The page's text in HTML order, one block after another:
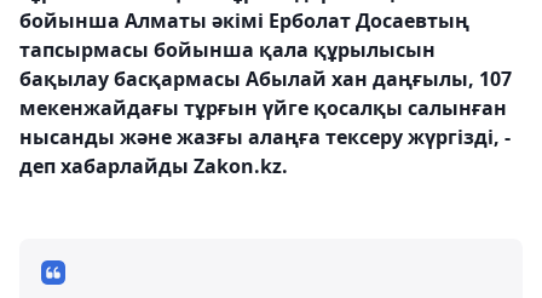
бойынша Алматы әкімі Ерболат Досаевтың
тапсырмасы бойынша қала құрылысын
бақылау басқармасы Абылай хан даңғылы, 107
мекенжайдағы тұрғын үйге қосалқы салынған
нысанды және жазғы алаңға тексеру жүргізді, -
деп хабарлайды Zakon.kz.